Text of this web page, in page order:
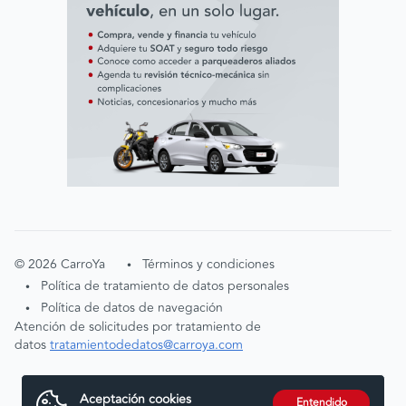
©2026 CarroYa • Términos y condiciones
• Política de tratamiento de datos personales
•
Política de datos de navegación
Atención de solicitudes por tratamiento de
datostratamientodedatos@carroya.com
Aceptación cookies